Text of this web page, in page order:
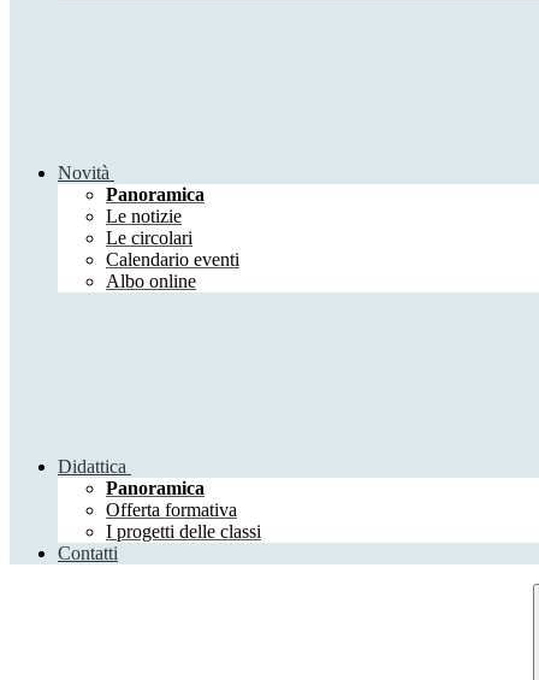
Novità
Panoramica
Le notizie
Le circolari
Calendario eventi
Albo online
Didattica
Panoramica
Offerta formativa
I progetti delle classi
Contatti